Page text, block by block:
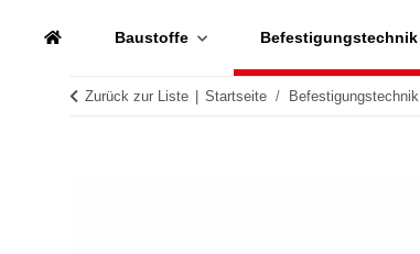
Baustoffe Befestigungstechnik
Zurück zur Liste Startseite Befestigungstechnik